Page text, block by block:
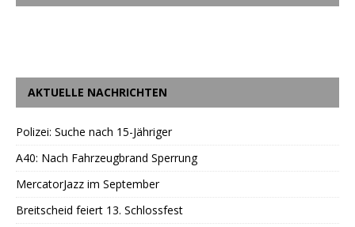
AKTUELLE NACHRICHTEN
Polizei: Suche nach 15-Jähriger
A40: Nach Fahrzeugbrand Sperrung
MercatorJazz im September
Breitscheid feiert 13. Schlossfest